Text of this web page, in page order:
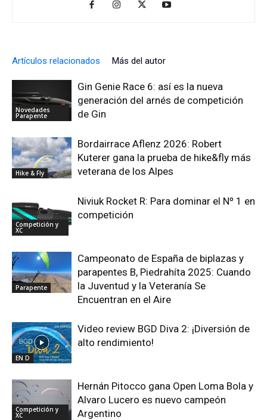
Artículos relacionados Más del autor
Novedades
Parapente
Gin Genie Race 6: así es la nueva
generación del arnés de competición
de Gin
Hike & Fly
Bordairrace Aflenz 2026: Robert
Kuterer gana la prueba de hike&fly más
veterana de los Alpes
Competición y
XC
Niviuk Rocket R: Para dominar el Nº 1 en
competición
Parapente
Campeonato de España de biplazas y
parapentes B, Piedrahíta 2025: Cuando
la Juventud y la Veteranía Se
Encuentran en el Aire
EN D
Video review BGD Diva 2: ¡Diversión de
alto rendimiento!
Competición y
XC
Hernán Pitocco gana Open Loma Bola y
Alvaro Lucero es nuevo campeón
Argentino